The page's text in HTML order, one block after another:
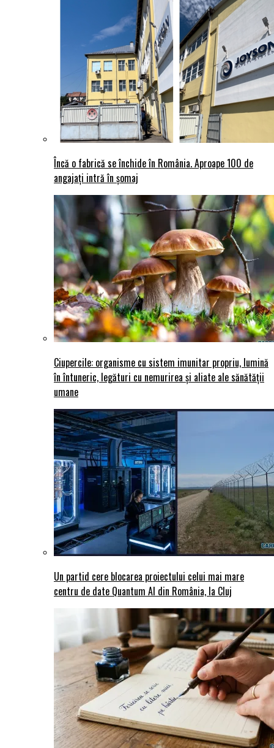
Încă o fabrică se închide în România. Aproape 100 de
angajați intră în șomaj
Ciupercile: organisme cu sistem imunitar propriu, lumină
în întuneric, legături cu nemurirea și aliate ale sănătății
umane
Un partid cere blocarea proiectului celui mai mare
centru de date Quantum AI din România, la Cluj